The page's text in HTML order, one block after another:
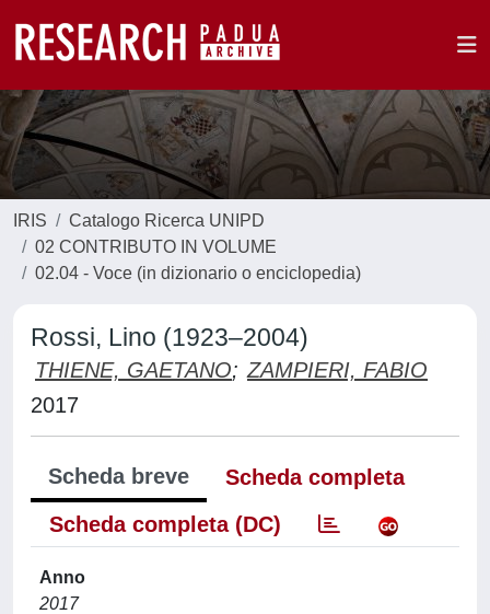
IRIS
Catalogo Ricerca UNIPD
02 CONTRIBUTO IN VOLUME
02.04 - Voce (in dizionario o enciclopedia)
Rossi, Lino (1923–2004)
THIENE, GAETANO; ZAMPIERI, FABIO
2017
Scheda breve
Scheda completa
Scheda completa (DC)
Anno
2017